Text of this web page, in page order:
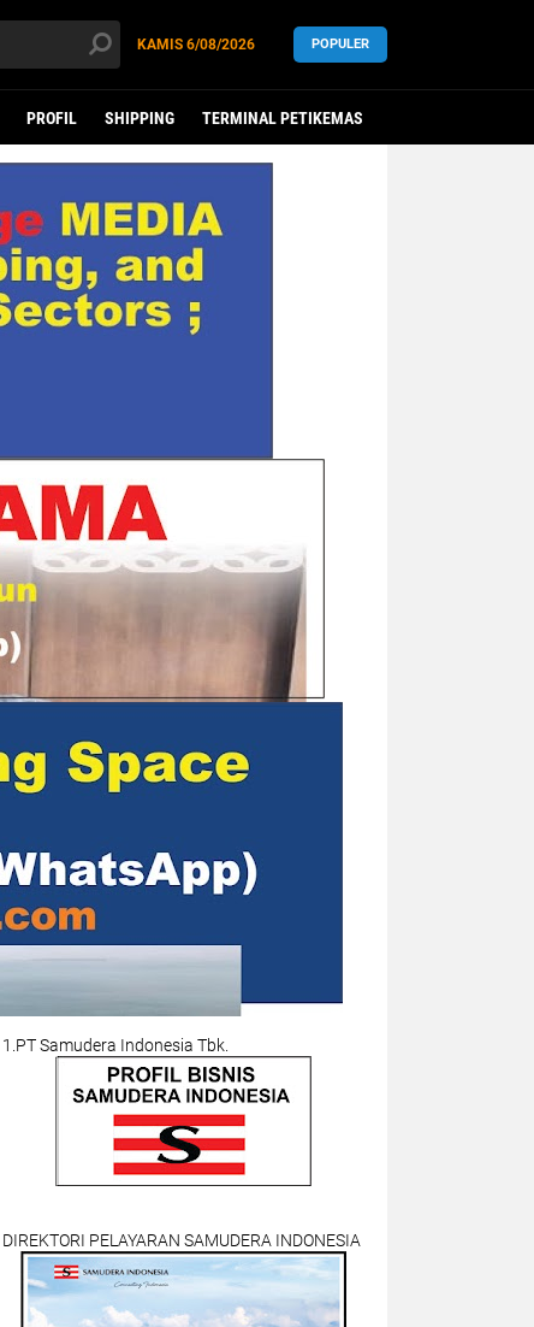
KAMIS 6/08/2026 POPULER
PROFIL SHIPPING TERMINAL PETIKEMAS
1.PT Samudera Indonesia Tbk.
DIREKTORI PELAYARAN SAMUDERA INDONESIA